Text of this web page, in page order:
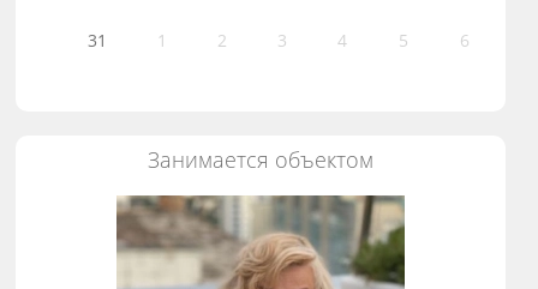
31 1 2 3 4 5 6
Занимается объектом